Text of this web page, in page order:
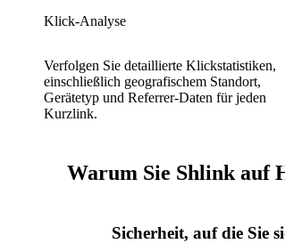
Klick-Analyse
Verfolgen Sie detaillierte Klickstatistiken,
einschließlich geografischem Standort,
Gerätetyp und Referrer-Daten für jeden
Kurzlink.
Warum Sie Shlink auf
Sicherheit, auf die Sie